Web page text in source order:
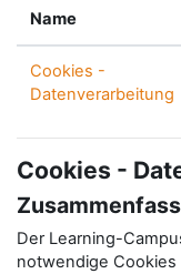
Name
Cookies -
Datenverarbeitung
Cookies -
Der Learning-
notwendige